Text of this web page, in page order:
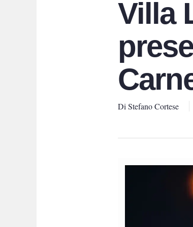
Villa
Di Stefano Cortese